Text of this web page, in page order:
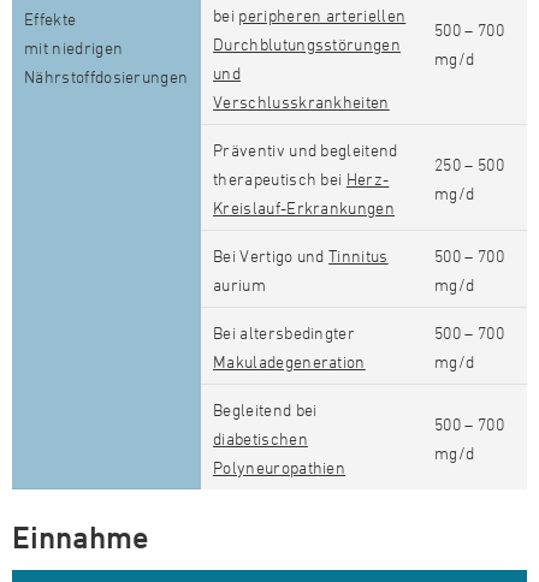
Effekte
mit niedrigen
Nährstoffdosierungen
bei peripheren arteriellen
Durchblutungsstörungen
und
Verschlusskrankheiten
500 – 700
mg/d
Präventiv und begleitend
therapeutisch bei Herz-
Kreislauf-Erkrankungen
250 – 500
mg/d
Bei Vertigo undTinnitus
aurium
500 – 700
mg/d
Bei altersbedingter
Makuladegeneration
500 – 700
mg/d
Begleitend bei
diabetischen
Polyneuropathien
500 – 700
mg/d
Einnahme